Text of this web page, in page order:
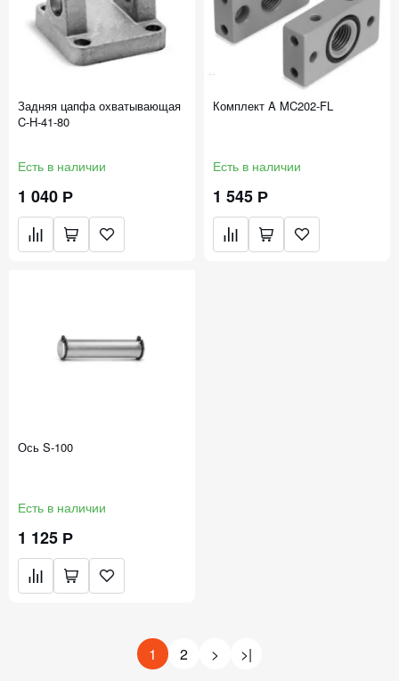
Задняя цапфа охватывающая
C-H-41-80
Есть в наличии
1 040 Р
Комплект A MC202-FL
Есть в наличии
1 545 Р
Ось S-100
Есть в наличии
1 125 Р
1 2 > >|